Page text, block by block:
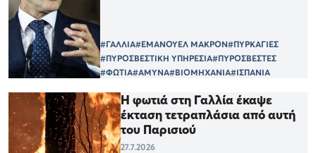
#ΓΑΛΛΙΑ#ΕΜΑΝΟΥΕΛ ΜΑΚΡΟΝ#ΠΥΡΚΑΓΙΕΣ
#ΠΥΡΟΣΒΕΣΤΙΚΗ ΥΠΗΡΕΣΙΑ#ΠΥΡΟΣΒΕΣΤΕΣ
#ΦΩΤΙΑ#ΑΜΥΝΑ#ΒΙΟΜΗΧΑΝΙΑ#ΙΣΠΑΝΙΑ
Η φωτιά στη Γαλλία έκαψε
έκταση τετραπλάσια από αυτή
του Παρισιού
27.7.2026